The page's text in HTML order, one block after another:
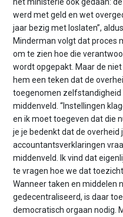
werd met geld en wet
jaar bezig met loslaten”,
Minderman volgt dat proces
om te zien hoe die
wordt opgepakt. Maar de
hem een teken dat de
toegenomen
middenveld. “Instellingen
en ik moet toegeven dat die
je je bedenkt dat de overheid
accountantsverklaringen
middenveld. Ik vind dat
te vragen hoe we dat
Wanneer taken en middelen
gedecentraliseerd, is daar
democratisch orgaan nodig.